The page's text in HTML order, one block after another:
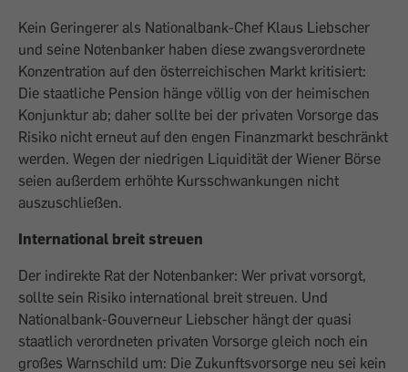
Kein Geringerer als Nationalbank-Chef Klaus Liebscher
und seine Notenbanker haben diese zwangsverordnete
Konzentration auf den österreichischen Markt kritisiert:
Die staatliche Pension hänge völlig von der heimischen
Konjunktur ab; daher sollte bei der privaten Vorsorge das
Risiko nicht erneut auf den engen Finanzmarkt beschränkt
werden. Wegen der niedrigen Liquidität der Wiener Börse
seien außerdem erhöhte Kursschwankungen nicht
auszuschließen.
International breit streuen
Der indirekte Rat der Notenbanker: Wer privat vorsorgt,
sollte sein Risiko international breit streuen. Und
Nationalbank-Gouverneur Liebscher hängt der quasi
staatlich verordneten privaten Vorsorge gleich noch ein
großes Warnschild um: Die Zukunftsvorsorge neu sei kein